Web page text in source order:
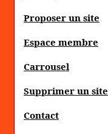
Proposer un site
Espace membre
Carrousel
Supprimer un site
Contact